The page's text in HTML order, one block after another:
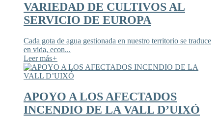
VARIEDAD DE CULTIVOS AL
SERVICIO DE EUROPA
Cada gota de agua gestionada en nuestro territorio se traduce
en vida, econ...
Leer más+
APOYO A LOS AFECTADOS
INCENDIO DE LA VALL D’UIXÓ